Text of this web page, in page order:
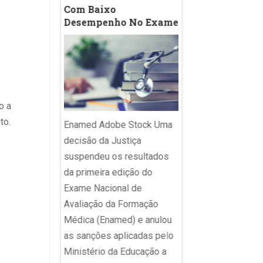
a final;
Com Baixo
Desempenho No Exame
Enamed Adobe Stock Uma
decisão da Justiça
suspendeu os resultados
da primeira edição do
Exame Nacional de
Avaliação da Formação
Médica (Enamed) e anulou
as sanções aplicadas pelo
Ministério da Educação a